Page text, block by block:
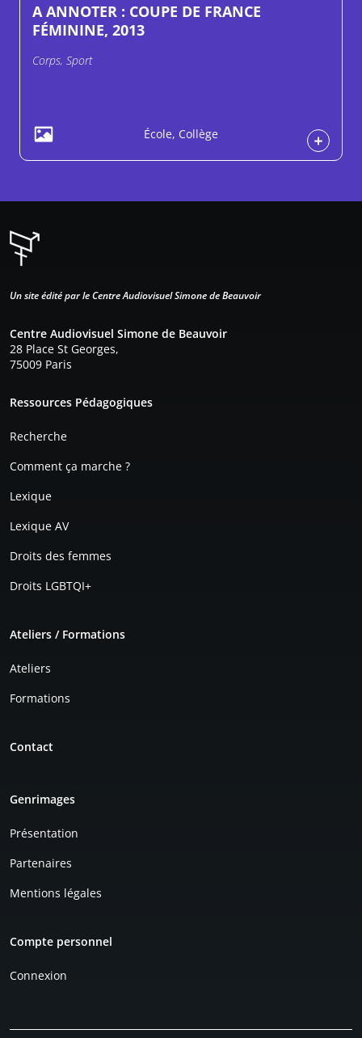
A ANNOTER : COUPE DE FRANCE
FÉMININE, 2013
Corps, Sport
École, Collège
Un site édité par le Centre Audiovisuel Simone de Beauvoir
Centre Audiovisuel Simone de Beauvoir
28 Place St Georges,
75009 Paris
Ressources Pédagogiques
Recherche
Comment ça marche ?
Lexique
Lexique AV
Droits des femmes
Droits LGBTQI+
Ateliers / Formations
Ateliers
Formations
Contact
Genrimages
Présentation
Partenaires
Mentions légales
Compte personnel
Connexion